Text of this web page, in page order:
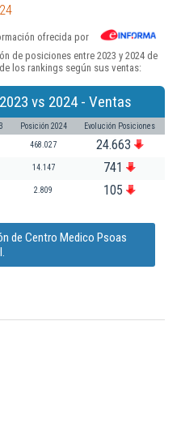
ofrecida por
de posiciones entre 2023 y 2024 de
los rankings según sus ventas:
vs 2024 - Ventas
Posición 2024 Evolución Posiciones
468.027 24.663
14.147 741
2.809 105
de Centro Medico Psoas